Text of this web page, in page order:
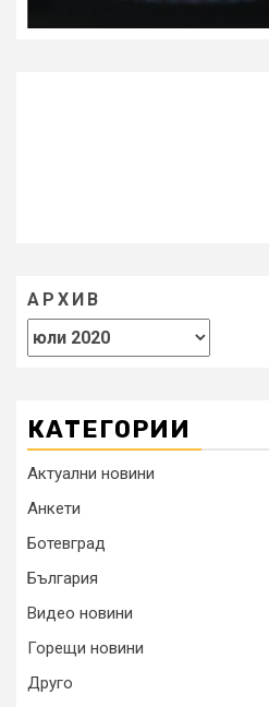
АРХИВ
КАТЕГОРИИ
Актуални новини
Анкети
Ботевград
България
Видео новини
Горещи новини
Друго